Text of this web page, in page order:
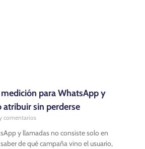
para WhatsApp y
atribuir sin perderse
comentarios
y llamadas no consiste solo en
de qué campaña vino el usuario,